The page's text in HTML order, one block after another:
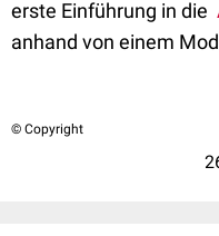
erste Einführung in die
anhand von einem
© Copyright